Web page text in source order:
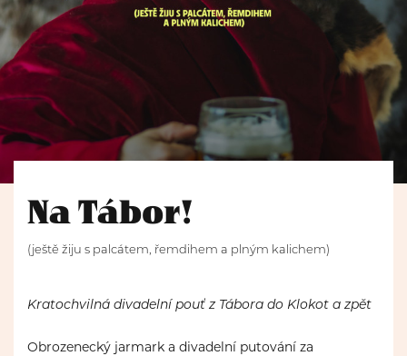
Na Tábor!
(ještě žiju s palcátem, řemdihem a plným kalichem)
Kratochvilná divadelní pouť z Tábora do Klokot a zpět
Obrozenecký jarmark a divadelní putování za